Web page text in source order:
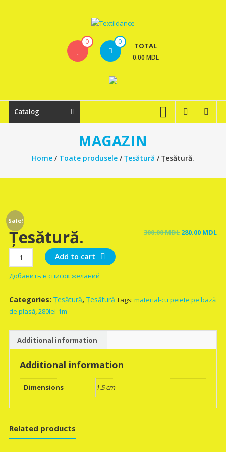
Textildance.md
0 0 TOTAL
0.00 MDL
Catalog
MAGAZIN
Home/ Toate produsele/Țesătură / Țesătură.
Sale!
Țesătură. 300.00MDL Original
280.00 MDL
Țesătură.
quantity
Add to cart
Добавить в список желаний
Categories: Țesătură, Țesătură Tags: material-cu peiete pe bază
de plasă,280lei-1m
Additional information
Additional information
Dimensions 1.5 cm
Related products